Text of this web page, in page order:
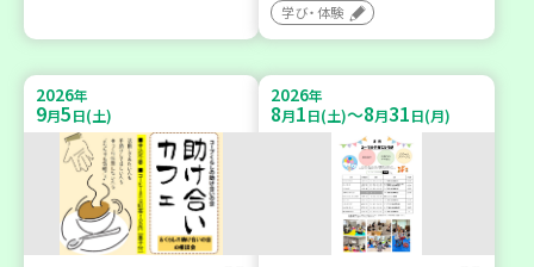
学び・体験
2026年
9月5日(土)
2026年
8月1日(土)～8月31日(月)